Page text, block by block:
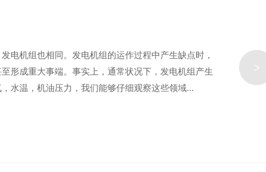
电机组也相同。发电机组的运作过程中产生缺点时，
形成重大事端。事实上，通常状况下，发电机组产生
水温，机油压力，我们能够仔细观察这些领域...
>